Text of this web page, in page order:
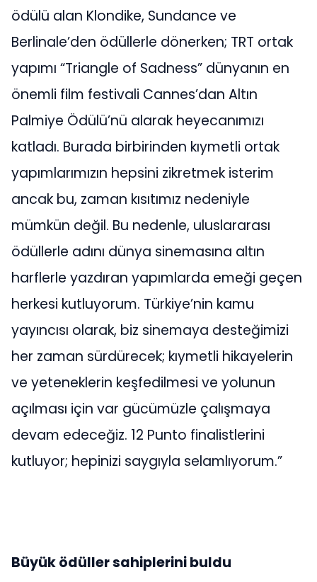
ödülü alan Klondike, Sundance ve
Berlinale’den ödüllerle dönerken; TRT ortak
yapımı “Triangle of Sadness” dünyanın en
önemli film festivali Cannes’dan Altın
Palmiye Ödülü’nü alarak heyecanımızı
katladı. Burada birbirinden kıymetli ortak
yapımlarımızın hepsini zikretmek isterim
ancak bu, zaman kısıtımız nedeniyle
mümkün değil. Bu nedenle, uluslararası
ödüllerle adını dünya sinemasına altın
harflerle yazdıran yapımlarda emeği geçen
herkesi kutluyorum. Türkiye’nin kamu
yayıncısı olarak, biz sinemaya desteğimizi
her zaman sürdürecek; kıymetli hikayelerin
ve yeteneklerin keşfedilmesi ve yolunun
açılması için var gücümüzle çalışmaya
devam edeceğiz. 12 Punto finalistlerini
kutluyor; hepinizi saygıyla selamlıyorum.”
Büyük ödüller sahiplerini buldu